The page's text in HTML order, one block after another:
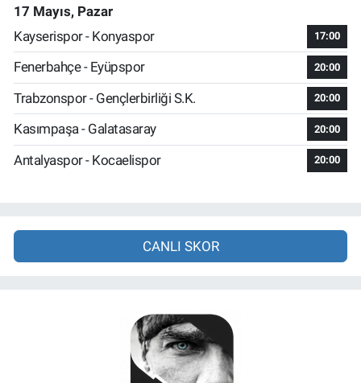
17 Mayıs, Pazar
Kayserispor - Konyaspor
17:00
Fenerbahçe - Eyüpspor 20:00
Trabzonspor - Gençlerbirliği S.K. 20:00
Kasımpaşa - Galatasaray 20:00
Antalyaspor - Kocaelispor 20:00
CANLI SKOR